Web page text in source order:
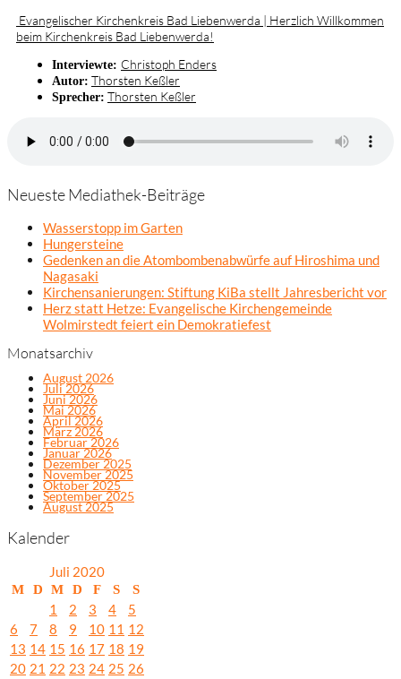
Evangelischer Kirchenkreis Bad Liebenwerda | Herzlich Willkommen
beim Kirchenkreis Bad Liebenwerda!
Interviewte: Christoph Enders
Autor: Thorsten Keßler
Sprecher: Thorsten Keßler
Neueste Mediathek-Beiträge
Wasserstopp im Garten
Hungersteine
Gedenken an die Atombombenabwürfe auf Hiroshima und
Nagasaki
Kirchensanierungen: Stiftung KiBa stellt Jahresbericht vor
Herz statt Hetze: Evangelische Kirchengemeinde
Wolmirstedt feiert ein Demokratiefest
Monatsarchiv
August 2026
Juli 2026
Juni 2026
Mai 2026
April 2026
März 2026
Februar 2026
Januar 2026
Dezember 2025
November 2025
Oktober 2025
September 2025
August 2025
Kalender
Juli 2020
M D M D F S S
1 2 3 4
5
6
7 8 9 10 11 12
13 14 15 16 17 18 19
20 21 22 23 24 25 26